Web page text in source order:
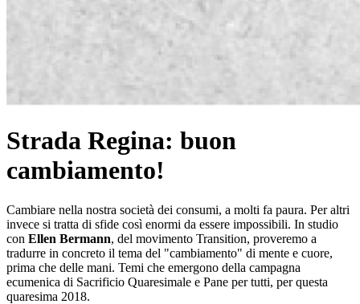
Strada Regina: buon
cambiamento!
Cambiare nella nostra società dei consumi, a molti fa paura. Per altri
invece si tratta di sfide così enormi da essere impossibili. In studio
con Ellen Bermann, del movimento Transition, proveremo a
tradurre in concreto il tema del "cambiamento" di mente e cuore,
prima che delle mani. Temi che emergono della campagna
ecumenica di Sacrificio Quaresimale e Pane per tutti, per questa
quaresima 2018.